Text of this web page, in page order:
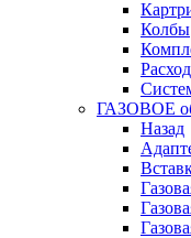
Колбы
ГАЗОВОЕ
Назад